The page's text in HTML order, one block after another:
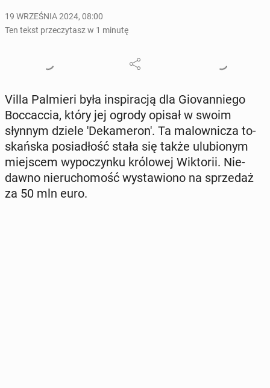
19 WRZEŚNIA 2024, 08:00
Ten tekst przeczytasz w 1 minutę
Villa Pal­mie­ri była in­spi­ra­cją dla Gio­van­nie­go
Boc­cac­cia, który jej ogrody opisał w swoim
słynnym dziele 'De­ka­me­ro­n'. Ta ma­low­ni­cza to­
skań­ska po­sia­dłość stała się także ulu­bio­nym
miej­scem wy­po­czyn­ku kró­lo­wej Wik­to­rii. Nie­
daw­no nie­ru­cho­mość wy­sta­wio­no na sprze­daż
za 50 mln euro.